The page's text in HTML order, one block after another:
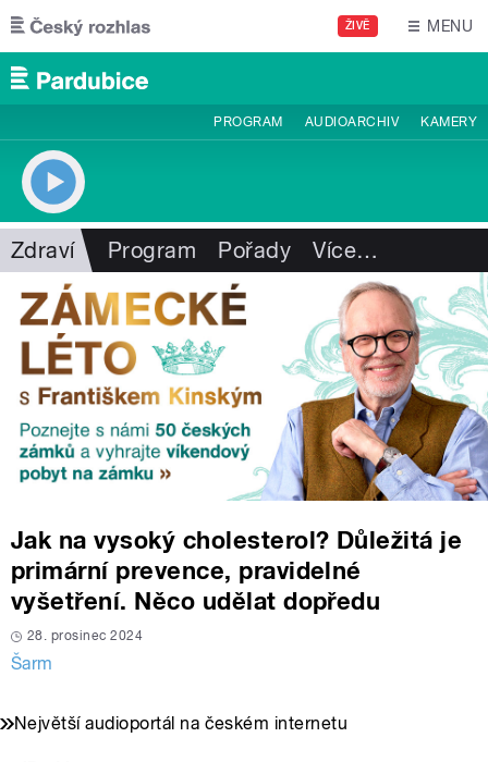
Přejít k hlavnímu obsahu
ŽIVĚ MENU
PROGRAM AUDIOARCHIV KAMERY
Zdraví Program Pořady Více…
Jak na vysoký cholesterol? Důležitá je
primární prevence, pravidelné
vyšetření. Něco udělat dopředu
28. prosinec 2024
Šarm
Největší audioportál na českém internetu